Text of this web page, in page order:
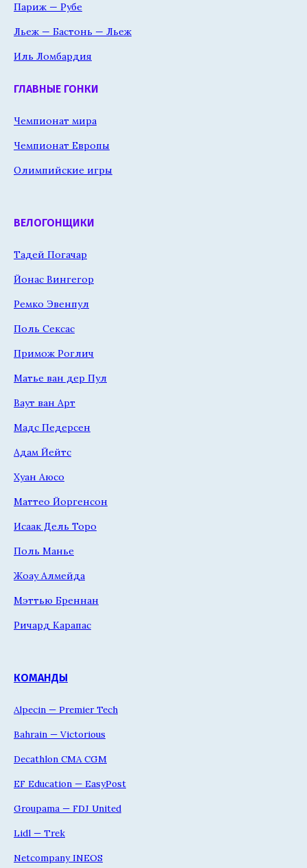
Париж — Рубе
Льеж — Бастонь — Льеж
Иль Ломбардия
ГЛАВНЫЕ ГОНКИ
Чемпионат мира
Чемпионат Европы
Олимпийские игры
ВЕЛОГОНЩИКИ
Тадей Погачар
Йонас Вингегор
Ремко Эвенпул
Поль Сексас
Примож Роглич
Матье ван дер Пул
Ваут ван Арт
Мадс Педерсен
Адам Йейтс
Хуан Аюсо
Маттео Йоргенсон
Исаак Дель Торо
Поль Манье
Жоау Алмейда
Мэттью Бреннан
Ричард Карапас
КОМАНДЫ
Alpecin — Premier Tech
Bahrain — Victorious
Decathlon CMA CGM
EF Education — EasyPost
Groupama — FDJ United
Lidl — Trek
Netcompany INEOS